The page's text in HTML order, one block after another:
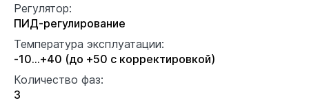
Регулятор:
ПИД-регулирование
Температура эксплуатации:
-10...+40 (до +50 с корректировкой)
Количество фаз:
3